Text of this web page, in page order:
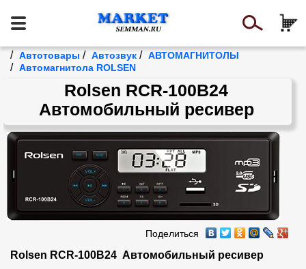
/ Автотовары / Автозвук / АВТОМАГНИТОЛЫ
/ Автомагнитола ROLSEN
Rolsen RCR-100B24
Автомобильный ресивер
Поделиться
Rolsen RCR-100B24  Автомобильный ресивер